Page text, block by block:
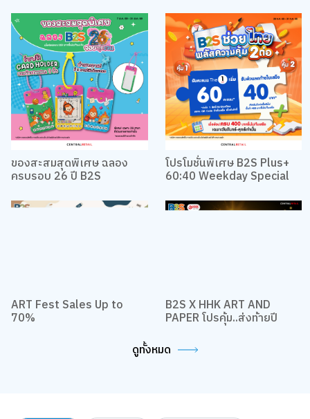
ของสะสมสุดพิเศษ ฉลอง
ครบรอบ 26 ปี B2S
โปรโมชั่นพิเศษ B2S Plus+
60:40 Weekday Special
ART Fest Sales Up to
70%
B2S X HHK ART AND
PAPER โปรคุ้ม..ส่งท้ายปี
ดูทั้งหมด